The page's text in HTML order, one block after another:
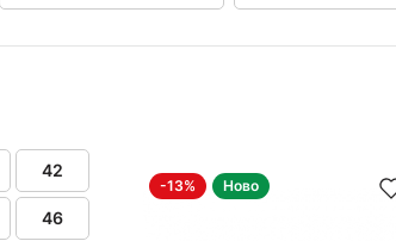
42
46
-13% Ново